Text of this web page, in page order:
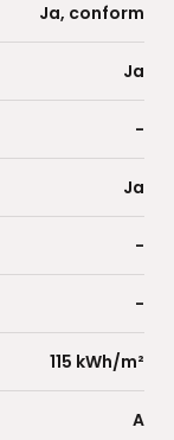
Ja, conform
Ja
-
Ja
-
-
115 kWh/m²
A